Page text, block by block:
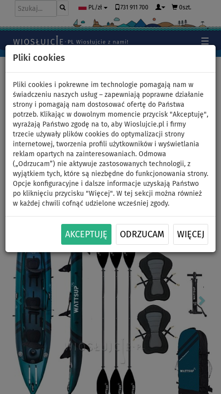
Pliki cookies
Pliki cookies i pokrewne im technologie pomagają nam w
świadczeniu naszych usług – zapewniają poprawne działanie
strony i pomagają nam dostosować ofertę do Państwa
potrzeb. Klikając w dowolnym momencie przycisk "Akceptuję",
wyrażają Państwo zgodę na to, aby Wioslujcie.pl i firmy
trzecie używały plików cookies do optymalizacji strony
internetowej, tworzenia profili użytkowników i wyświetlania
reklam opartych na zainteresowaniach. Odmowa
(„Odrzucam”) nie aktywuje zastosowanych technologii, z
wyjątkiem tych, które są niezbędne do funkcjonowania strony.
Opcje konfiguracyjne i dalsze informacje uzyskają Państwo
po kliknięciu przycisku "Więcej". W tej sekcji można również
w każdej chwili cofnąć udzielone wcześniej zgody.
AKCEPTUJĘ ODRZUCAM WIĘCEJ
PL/zł 731 911 700 0szt.
Pompowany kajak WATTSUP
COD 3P 460 - trzyosobowy
WIOSŁO W
ZESTAWIE
DARMOWA
DOSTAWA
Previous Next